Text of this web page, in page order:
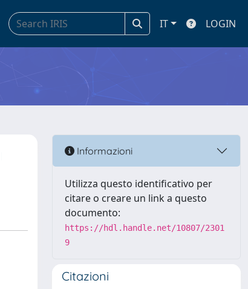
IT LOGIN
Informazioni
Utilizza questo identificativo per
citare o creare un link a questo
documento:
https://hdl.handle.net/10807/2301
9
Citazioni